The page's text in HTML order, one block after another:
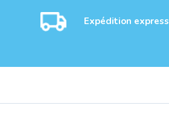
Expédition express